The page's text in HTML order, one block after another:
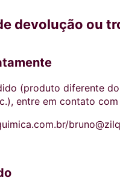
devolução ou
(produto diferente
entre em contato com
/